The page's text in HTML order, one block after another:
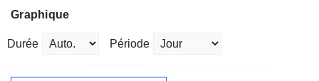
Graphique
Durée Période